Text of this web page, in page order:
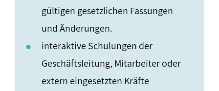
gültigen gesetzlichen Fassungen
und Änderungen.
interaktive Schulungen der
Geschäftsleitung, Mitarbeiter oder
extern eingesetzten Kräfte